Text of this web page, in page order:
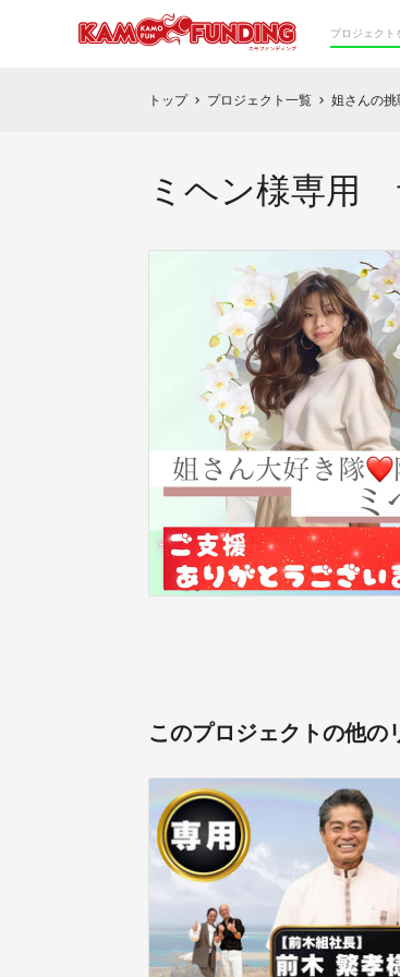
トップ chevron_right プロジェクト一覧 chevron_right 姐さんの挑
ミヘン様専用
このプロジェクトの他の